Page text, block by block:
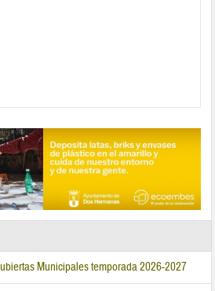
Municipales temporada 2026-2027